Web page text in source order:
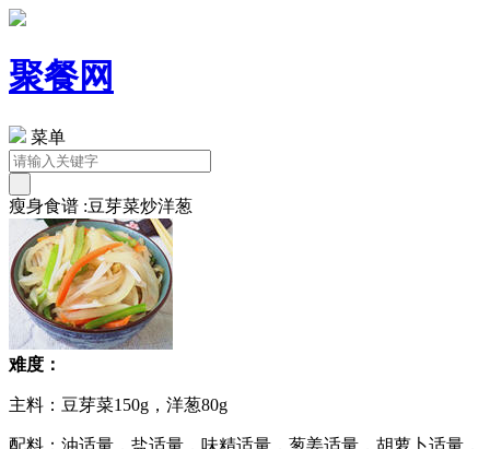
聚餐网
菜单
瘦身食谱 :豆芽菜炒洋葱
难度：
主料：豆芽菜150g，洋葱80g
配料：油适量，盐适量，味精适量，葱姜适量，胡萝卜适量，